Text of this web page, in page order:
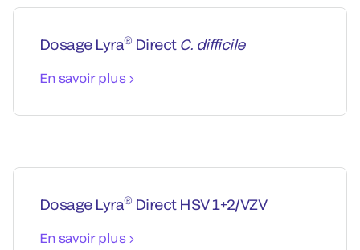
Dosage Lyra® Direct C. difficile
En savoir plus
Dosage Lyra® Direct HSV 1+2/VZV
En savoir plus